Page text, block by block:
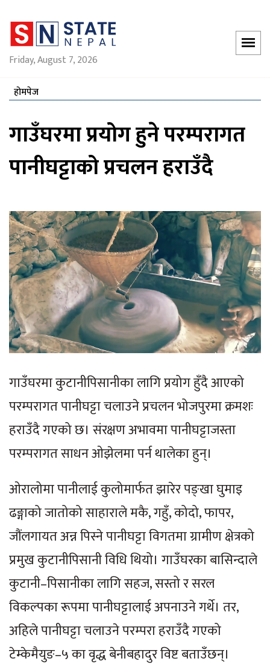
Friday, August 7, 2026
होमपेज
गाउँघरमा प्रयोग हुने परम्परागत
पानीघट्टाको प्रचलन हराउँदै
गाउँघरमा कुटानीपिसानीका लागि प्रयोग हुँदै आएको
परम्परागत पानीघट्टा चलाउने प्रचलन भोजपुरमा क्रमशः
हराउँदै गएको छ। संरक्षण अभावमा पानीघट्टाजस्ता
परम्परागत साधन ओझेलमा पर्न थालेका हुन्।
ओरालोमा पानीलाई कुलोमार्फत झारेर पङ्खा घुमाइ
ढङ्गाको जातोको साहाराले मकै, गहुँ, कोदो, फापर,
जौंलगायत अन्न पिस्ने पानीघट्टा विगतमा ग्रामीण क्षेत्रको
प्रमुख कुटानीपिसानी विधि थियो। गाउँघरका बासिन्दाले
कुटानी–पिसानीका लागि सहज, सस्तो र सरल
विकल्पका रूपमा पानीघट्टालाई अपनाउने गर्थे। तर,
अहिले पानीघट्टा चलाउने परम्परा हराउँदै गएको
टेम्केमैयुङ–५ का वृद्ध बेनीबहादुर विष्ट बताउँछन्।